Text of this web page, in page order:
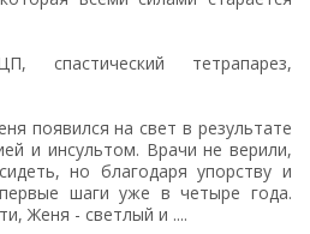
спастический тетрапарез,
появился на свет в результате
и инсультом. Врачи не верили,
но благодаря упорству и
шаги уже в четыре года.
Женя - светлый и ....